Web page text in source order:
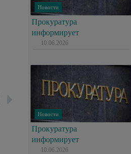
Новости
Прокуратура
информирует
10.06.2026
Новости
Прокуратура
информирует
10.06.2026